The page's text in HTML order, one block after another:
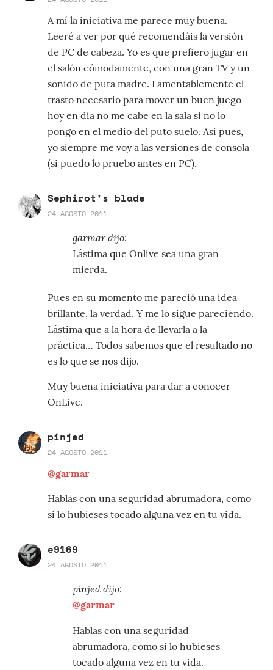
A mí la iniciativa me parece muy buena.
Leeré a ver por qué recomendáis la versión
de PC de cabeza. Yo es que prefiero jugar en
el salón cómodamente, con una gran TV y un
sonido de puta madre. Lamentablemente el
trasto necesario para mover un buen juego
hoy en día no me cabe en la sala si no lo
pongo en el medio del puto suelo. Así pues,
yo siempre me voy a las versiones de consola
(si puedo lo pruebo antes en PC).
Sephirot's blade
24 AGOSTO 2011
garmar dijo:
Lástima que Onlive sea una gran
mierda.
Pues en su momento me pareció una idea
brillante, la verdad. Y me lo sigue pareciendo.
Lástima que a la hora de llevarla a la
práctica… Todos sabemos que el resultado no
es lo que se nos dijo.
Muy buena iniciativa para dar a conocer
OnLive.
pinjed
24 AGOSTO 2011
@garmar
Hablas con una seguridad abrumadora, como
si lo hubieses tocado alguna vez en tu vida.
e9169
24 AGOSTO 2011
pinjed dijo:
@garmar
Hablas con una seguridad
abrumadora, como si lo hubieses
tocado alguna vez en tu vida.